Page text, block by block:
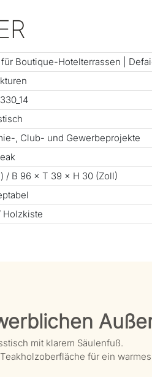
Boutique-Hotelterrassen |
, Club- und Gewerbeprojekte
/ B 96 × T 39 × H 30 (Zoll)
Holzkiste
mit klarem Säulenfuß.
für ein